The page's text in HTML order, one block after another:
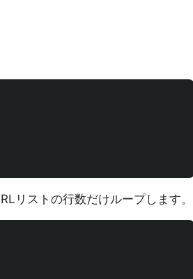
リストの行数だけループします。